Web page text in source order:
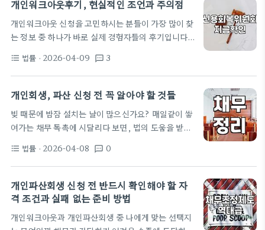
에서 채무 조정을 받더라도 일부 담보 채무나 보증 채
무 등은…
히는 경우가 많습니다. 개인회생절차의 핵심은 '채무
탕감'보다는 '구제'와 '정상화'에 있다는 점을 먼저 기
억해야 합니다. 무턱대고 신청하기보다는 자신에게
야 할까요. 솔직히…
개인워크아웃후기, 현실적인 조언과 주의점
개인워크아웃 신청을 고민하시는 분들이 가장 많이 찾
는 정보 중 하나가 바로 실제 경험자들의 후기입니다.
시작조차 못 하는 경우도 많기에, 성공 사례와 함께 예
상치 못한 어려움까지 담은 생생한 개인워크아웃후기
는 큰 도움이 됩니다. 하지만 단순히 '잘 해결되었
주의점을 파악하는 것이 더 중요합니다. 개인워크아
웃, 어떤 상황에서 고려해야 할까 개인워크아웃은 과
도한 채무로 인해 정상적인 상환이 어려운 개인이 신
기간이 일정…
format_list_bulleted 법률 · 2026-04-09 textsms 3
개인회생, 파산 신청 전 꼭 알아야 할 것들
빚 때문에 밤잠 설치는 날이 많으신가요? 매일같이 쌓
여가는 채무 독촉에 시달리다 보면, 법의 도움을 받는
막연한 두려움이나 잘못된 정보 때문에 망설이는 분들
이 많죠. 전문가로서 실제로 겪는 사례들을 바탕으로,
개인회생과 개인파산 신청 전에 반드시 알아야 할 실
질적인 내용들을 짚어드리겠습니다. 개인회생 vs 개
은 모두 과도한 채무에서 벗어날 수 있는 제도지만, 대
format_list_bulleted 법률 · 2026-04-08 textsms 0
개인파산회생 신청 전 반드시 확인해야 할 자
격 조건과 실패 없는 준비 방법
개인워크아웃과 개인파산회생 중 나에게 맞는 선택지